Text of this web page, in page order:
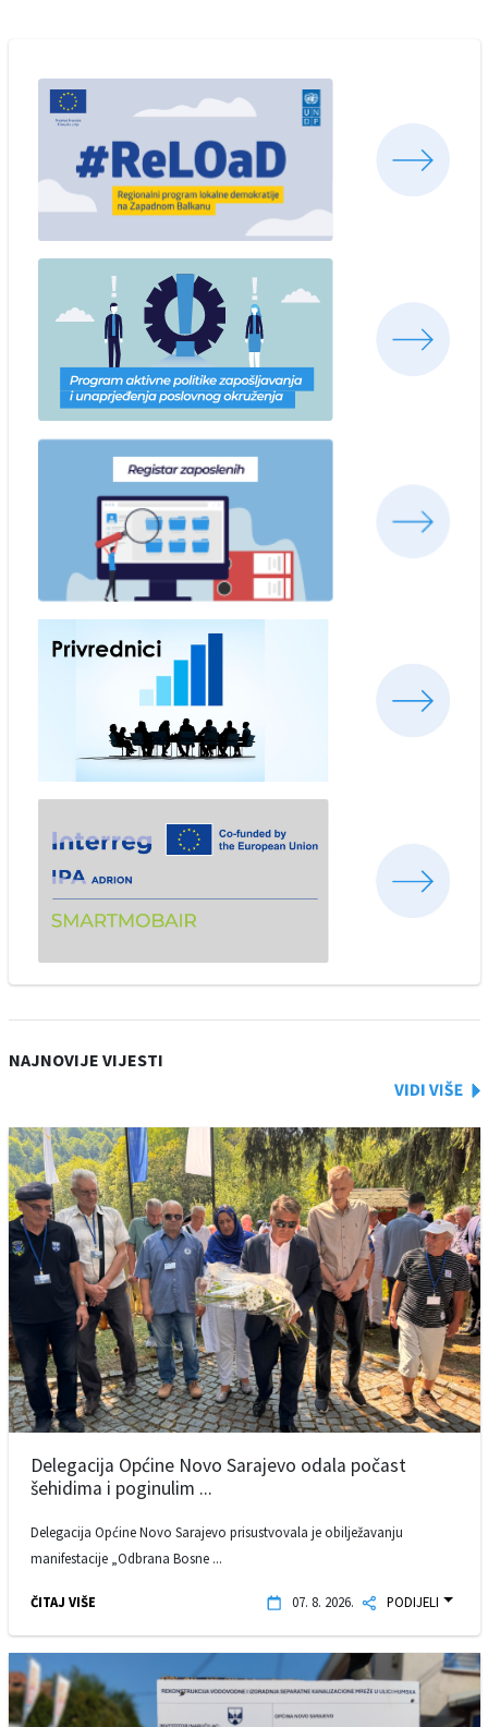
NAJNOVIJE VIJESTI
Delegacija Općine Novo Sarajevo odala počast
šehidima i poginulim ...
Delegacija Općine Novo Sarajevo prisustvovala je obilježavanju
manifestacije „Odbrana Bosne ...
ČITAJ VIŠE 07. 8. 2026. PODIJELI